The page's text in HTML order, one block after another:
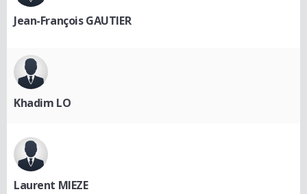
Jean-François GAUTIER
Khadim LO
Laurent MIEZE